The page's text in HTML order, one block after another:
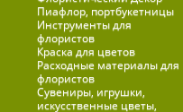
Пиафлор, портбукетницы
Инструменты для
флористов
Краска для цветов
Расходные материалы для
флористов
Сувениры, игрушки,
искусственные цветы,